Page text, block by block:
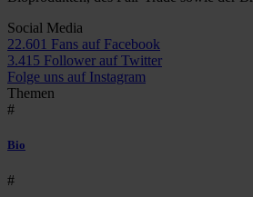
Social Media
22.601 Fans auf Facebook
3.415 Follower auf Twitter
Folge uns auf Instagram
Themen
#
Bio
#